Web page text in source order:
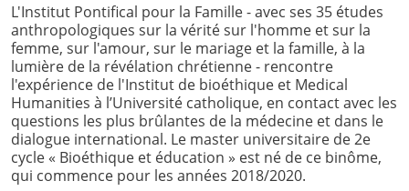
L'Institut Pontifical pour la Famille - avec ses 35 études
anthropologiques sur la vérité sur l'homme et sur la
femme, sur l'amour, sur le mariage et la famille, à la
lumière de la révélation chrétienne - rencontre
l'expérience de l'Institut de bioéthique et Medical
Humanities à l’Université catholique, en contact avec les
questions les plus brûlantes de la médecine et dans le
dialogue international. Le master universitaire de 2e
cycle « Bioéthique et éducation » est né de ce binôme,
qui commence pour les années 2018/2020.